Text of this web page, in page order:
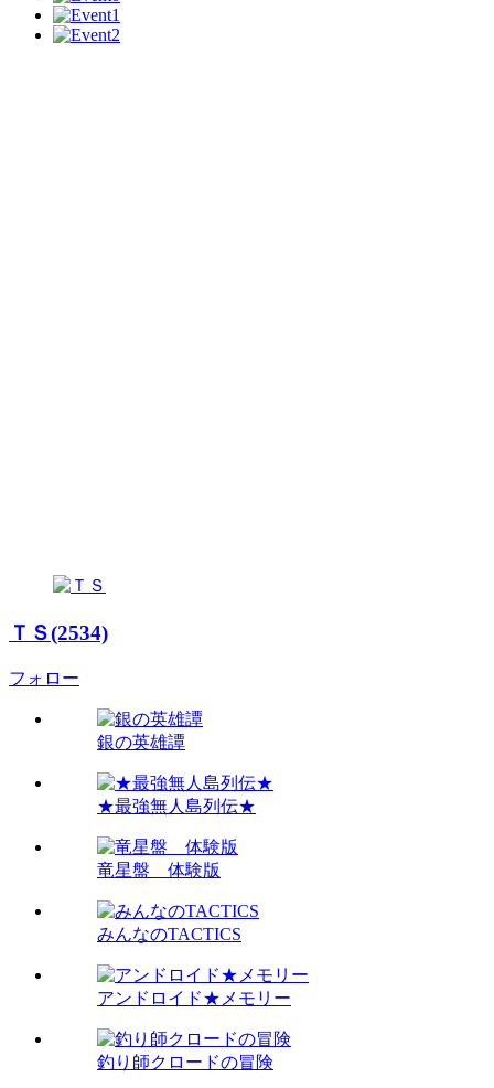
ＴＳ(2534)
フォロー
銀の英雄譚
★最強無人島列伝★
竜星盤 体験版
みんなのTACTICS
アンドロイド★メモリー
釣り師クロードの冒険